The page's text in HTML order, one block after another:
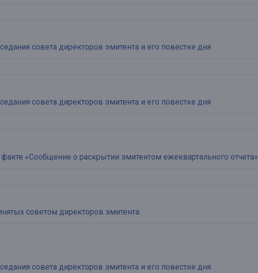
совета директоров эмитента и его повестке дня
совета директоров эмитента и его повестке дня
«Сообщение о раскрытии эмитентом ежеквартального отчета»
советом директоров эмитента
совета директоров эмитента и его повестке дня